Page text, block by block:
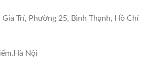
Trí, Phường 25, Bình Thạnh, Hồ Chí
Nội